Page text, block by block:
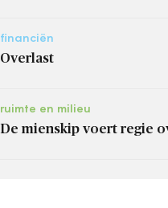
financiën
Overlast
ruimte en milieu
De mienskip voert regie